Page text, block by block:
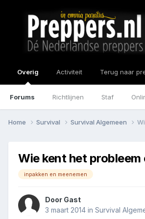
Overig
Forums Richtlijnen Staf
Activiteit Terug naar
Home Survival Survival Algemeen
Wie kent het
inpakken en meenemen
Door Gast
3 maart 2014 in Survival